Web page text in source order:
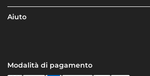
Aiuto
Modalità di pagamento